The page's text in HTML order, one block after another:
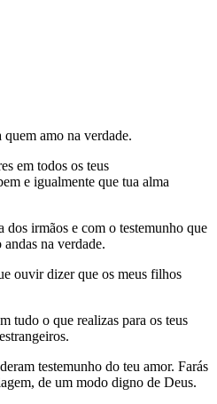
amo na verdade.
em todos os teus
e igualmente que tua alma
irmãos e com o testemunho que
na verdade.
ouvir dizer que os meus filhos
tudo o que realizas para os teus
testemunho do teu amor. Farás
de um modo digno de Deus.